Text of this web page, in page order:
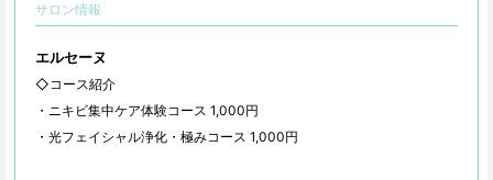
サロン情報
エルセーヌ
◇コース紹介
・ニキビ集中ケア体験コース 1,000円
・光フェイシャル浄化・極みコース 1,000円